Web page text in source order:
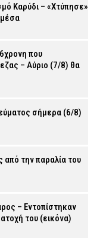
Καρύδι – «Χτύπησε»
που
– Αύριο (7/8) θα
σήμερα (6/8)
την παραλία του
– Εντοπίστηκαν
του (εικόνα)